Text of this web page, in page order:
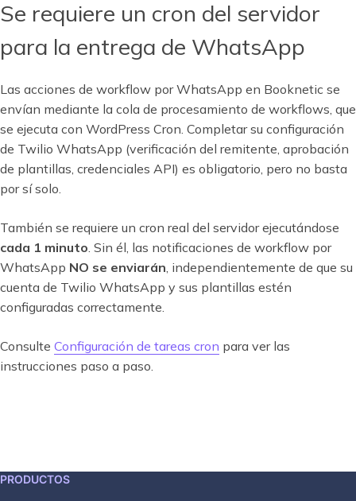
Se requiere un cron del servidor
para la entrega de WhatsApp
Las acciones de workflow por WhatsApp en Booknetic se
envían mediante la cola de procesamiento de workflows, que
se ejecuta con WordPress Cron. Completar su configuración
de Twilio WhatsApp (verificación del remitente, aprobación
de plantillas, credenciales API) es obligatorio, pero no basta
por sí solo.
También se requiere un cron real del servidor ejecutándose
cada 1 minuto. Sin él, las notificaciones de workflow por
WhatsApp NO se enviarán, independientemente de que su
cuenta de Twilio WhatsApp y sus plantillas estén
configuradas correctamente.
Consulte Configuración de tareas cron para ver las
instrucciones paso a paso.
This
PRODUCTOS